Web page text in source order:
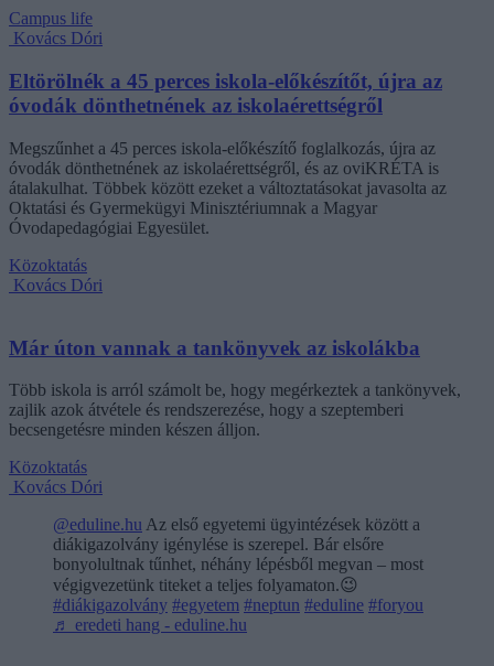
Campus life
Kovács Dóri
Eltörölnék a 45 perces iskola-előkészítőt, újra az
óvodák dönthetnének az iskolaérettségről
Megszűnhet a 45 perces iskola-előkészítő foglalkozás, újra az
óvodák dönthetnének az iskolaérettségről, és az oviKRÉTA is
átalakulhat. Többek között ezeket a változtatásokat javasolta az
Oktatási és Gyermekügyi Minisztériumnak a Magyar
Óvodapedagógiai Egyesület.
Közoktatás
Kovács Dóri
Már úton vannak a tankönyvek az iskolákba
Több iskola is arról számolt be, hogy megérkeztek a tankönyvek,
zajlik azok átvétele és rendszerezése, hogy a szeptemberi
becsengetésre minden készen álljon.
Közoktatás
Kovács Dóri
@eduline.hu Az első egyetemi ügyintézések között a
diákigazolvány igénylése is szerepel. Bár elsőre
bonyolultnak tűnhet, néhány lépésből megvan – most
végigvezetünk titeket a teljes folyamaton.😉
#diákigazolvány #egyetem #neptun #eduline #foryou
♬ eredeti hang - eduline.hu